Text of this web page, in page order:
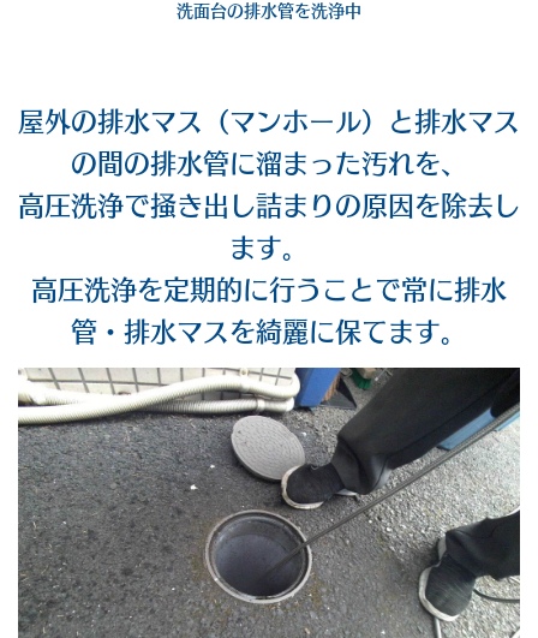
洗面台の排水管を洗浄中
屋外の排水マス（マンホール）と排水マス
の間の排水管に溜まった汚れを、
高圧洗浄で掻き出し詰まりの原因を除去し
ます。
高圧洗浄を定期的に行うことで常に排水
管・排水マスを綺麗に保てます。